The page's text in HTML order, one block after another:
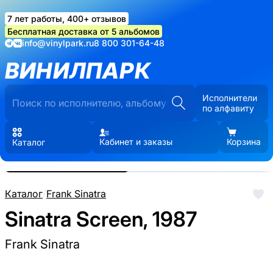
7 лет работы, 400+ отзывов
Бесплатная доставка от 5 альбомов
info@vinylpark.ru8 800 301-64-48
ВИНИЛПАРК
Исполнители
по алфавиту
Каталог Кабинет и заказы Корзина
Каталог/Frank Sinatra
Sinatra Screen, 1987
Frank Sinatra
Реальные фото пластинки.
Нажмите, чтобы увеличить